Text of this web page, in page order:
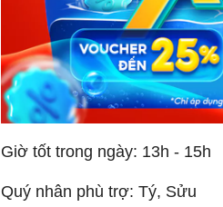
Giờ tốt trong ngày: 13h - 15h
Quý nhân phù trợ: Tý, Sửu